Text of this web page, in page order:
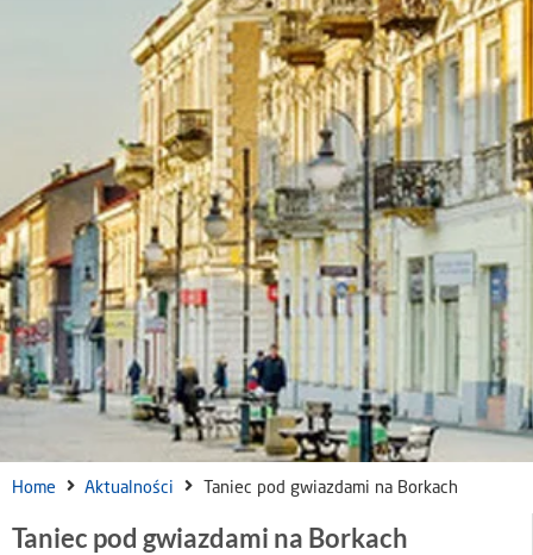
Home Aktualności Taniec pod gwiazdami na Borkach
Taniec pod gwiazdami na Borkach